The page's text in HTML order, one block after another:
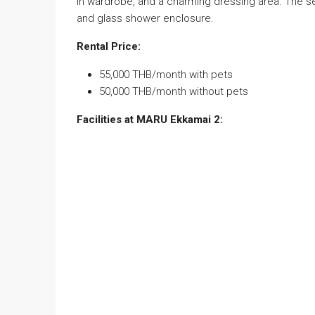
and glass shower enclosure.
Rental Price:
55,000 THB/month with pets
50,000 THB/month without pets
Facilities at MARU Ekkamai 2: